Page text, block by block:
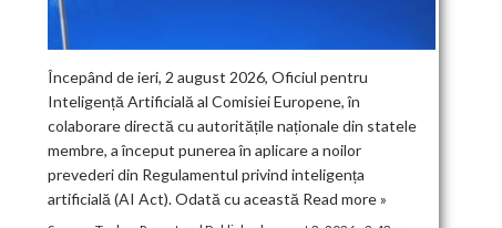
Începând de ieri, 2 august 2026, Oficiul pentru
Inteligență Artificială al Comisiei Europene, în
colaborare directă cu autoritățile naționale din statele
membre, a început punerea în aplicare a noilor
prevederi din Regulamentul privind inteligența
artificială (AI Act). Odată cu această Read more »